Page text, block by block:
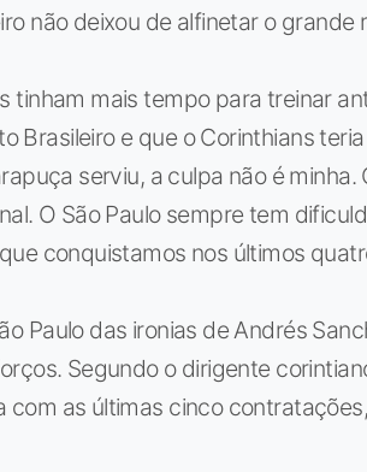
não deixou de alfinetar o grande
tinham mais tempo para treinar
Brasileiro e que o Corinthians
serviu, a culpa não é minha.
O São Paulo sempre tem
conquistamos nos últimos
Paulo das ironias de Andrés
Segundo o dirigente
as últimas cinco